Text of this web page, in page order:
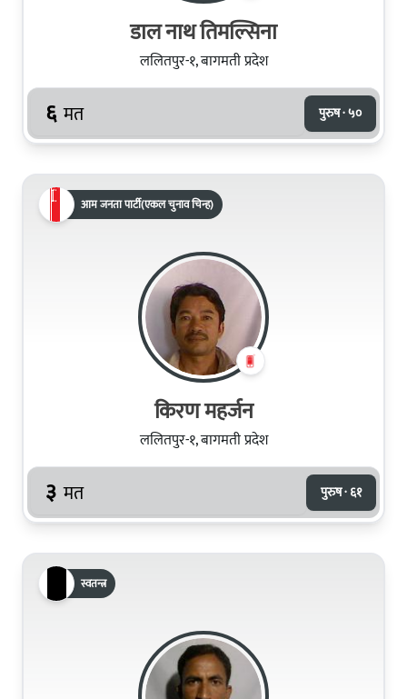
डाल नाथ तिमल्सिना
ललितपुर-१, बागमती प्रदेश
६ मत पुरुष · ५०
आम जनता पार्टी(एकल चुनाव चिन्ह)
किरण महर्जन
ललितपुर-१, बागमती प्रदेश
३ मत पुरुष · ६१
स्वतन्त्र